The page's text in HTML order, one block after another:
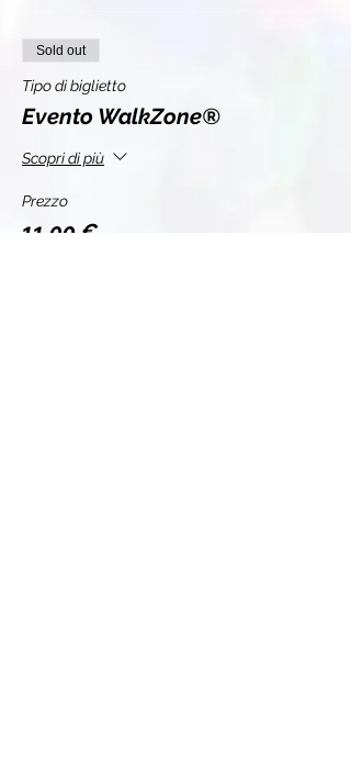
Sold out
Tipo di biglietto
Evento WalkZone®
Scopri di più
Prezzo
11,00 €